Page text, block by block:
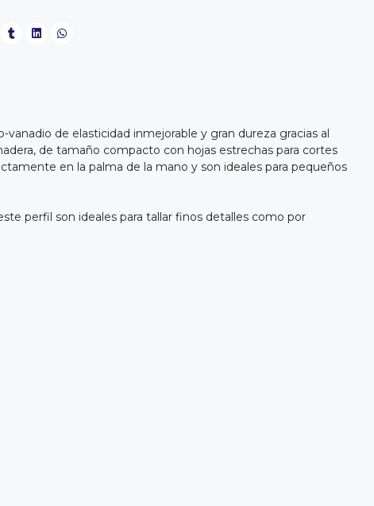
de elasticidad inmejorable y gran dureza gracias al
de tamaño compacto con hojas estrechas para cortes
en la palma de la mano y son ideales para pequeños
perfil son ideales para tallar finos detalles como por